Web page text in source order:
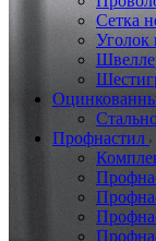
Сетка
Профнастил